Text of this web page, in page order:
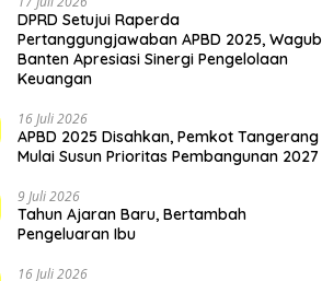
DPRD Setujui Raperda
Pertanggungjawaban APBD 2025, Wagub
Banten Apresiasi Sinergi Pengelolaan
Keuangan
16 Juli 2026
APBD 2025 Disahkan, Pemkot Tangerang
Mulai Susun Prioritas Pembangunan 2027
9 Juli 2026
Tahun Ajaran Baru, Bertambah
Pengeluaran Ibu
16 Juli 2026